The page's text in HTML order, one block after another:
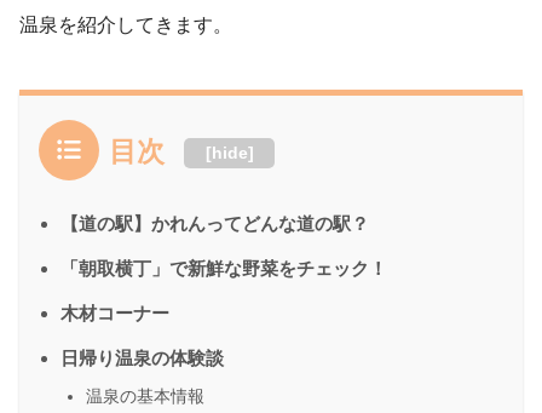
温泉を紹介してきます。
目次 [hide]
【道の駅】かれんってどんな道の駅？
「朝取横丁」で新鮮な野菜をチェック！
木材コーナー
日帰り温泉の体験談
温泉の基本情報